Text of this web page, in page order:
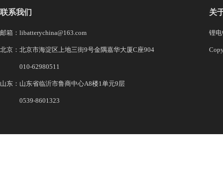
联系我们
邮箱：libatterychina@163.com
北京：北京市海淀区上地三街9号金隅嘉华大厦C座904
010-62980511
山东：山东省临沂市鲁商中心A8楼1单元9层
0539-8601323
关
锂